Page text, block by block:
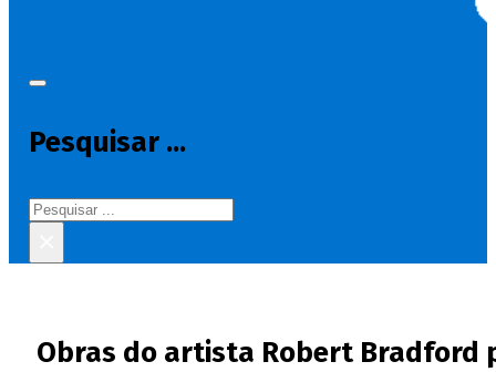
Pesquisar ...
Pesquisar
Obras do artista Robert Bradford